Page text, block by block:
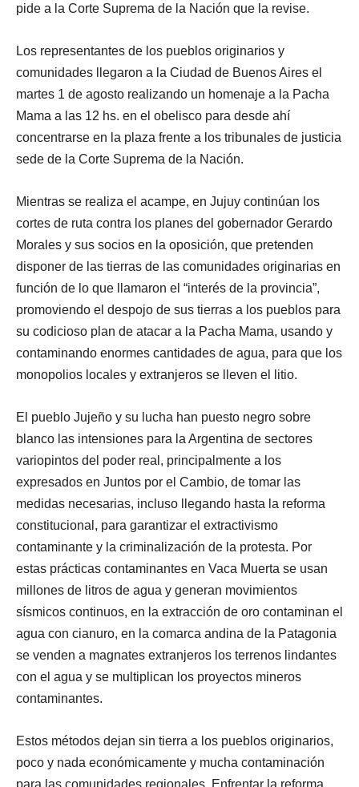
pide a la Corte Suprema de la Nación que la revise.
Los representantes de los pueblos originarios y
comunidades llegaron a la Ciudad de Buenos Aires el
martes 1 de agosto realizando un homenaje a la Pacha
Mama a las 12 hs. en el obelisco para desde ahí
concentrarse en la plaza frente a los tribunales de justicia
sede de la Corte Suprema de la Nación.
Mientras se realiza el acampe, en Jujuy continúan los
cortes de ruta contra los planes del gobernador Gerardo
Morales y sus socios en la oposición, que pretenden
disponer de las tierras de las comunidades originarias en
función de lo que llamaron el “interés de la provincia”,
promoviendo el despojo de sus tierras a los pueblos para
su codicioso plan de atacar a la Pacha Mama, usando y
contaminando enormes cantidades de agua, para que los
monopolios locales y extranjeros se lleven el litio.
El pueblo Jujeño y su lucha han puesto negro sobre
blanco las intensiones para la Argentina de sectores
variopintos del poder real, principalmente a los
expresados en Juntos por el Cambio, de tomar las
medidas necesarias, incluso llegando hasta la reforma
constitucional, para garantizar el extractivismo
contaminante y la criminalización de la protesta. Por
estas prácticas contaminantes en Vaca Muerta se usan
millones de litros de agua y generan movimientos
sísmicos continuos, en la extracción de oro contaminan el
agua con cianuro, en la comarca andina de la Patagonia
se venden a magnates extranjeros los terrenos lindantes
con el agua y se multiplican los proyectos mineros
contaminantes.
Estos métodos dejan sin tierra a los pueblos originarios,
poco y nada económicamente y mucha contaminación
para las comunidades regionales. Enfrentar la reforma